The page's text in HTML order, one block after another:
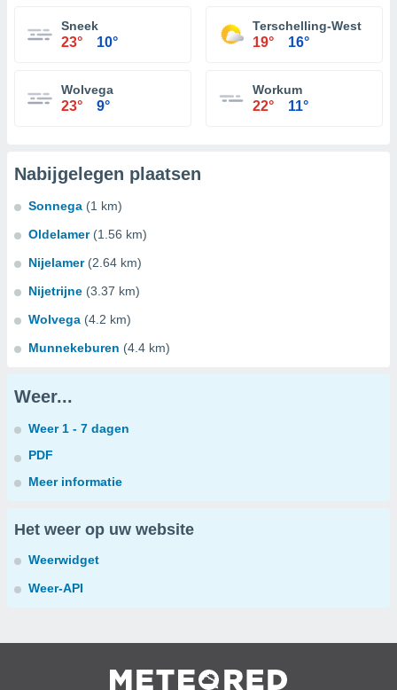
Sneek
23° 10°
Terschelling-West
19° 16°
Wolvega
23° 9°
Workum
22° 11°
Nabijgelegen plaatsen
Sonnega (1 km)
Oldelamer (1.56 km)
Nijelamer (2.64 km)
Nijetrijne (3.37 km)
Wolvega (4.2 km)
Munnekeburen (4.4 km)
Weer...
Weer 1 - 7 dagen
PDF
Meer informatie
Het weer op uw website
Weerwidget
Weer-API